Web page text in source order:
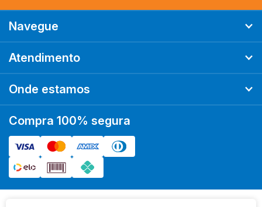
Ordenar
A - Z
Maior Preço
Mais Vendidos
Novidades
Mais Relevantes
Marcas
Navegue
Atendimento
Onde estamos
Compra 100% segura